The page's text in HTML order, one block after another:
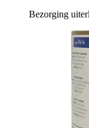
Bezorging